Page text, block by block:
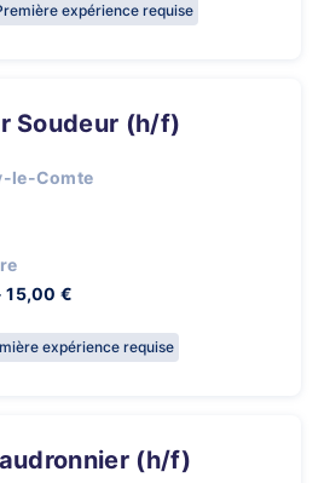
expérience requise
Soudeur (h/f)
le-Comte
15,00 €
expérience requise
(h/f)